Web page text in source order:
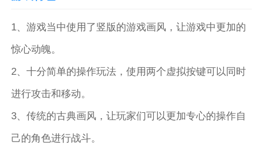
1、游戏当中使用了竖版的游戏画风，让游戏中更加的
惊心动魄。
2、十分简单的操作玩法，使用两个虚拟按键可以同时
进行攻击和移动。
3、传统的古典画风，让玩家们可以更加专心的操作自
己的角色进行战斗。